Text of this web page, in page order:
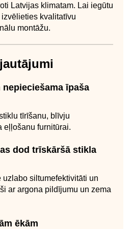
Latvijas klimatam. Lai iegūtu
kvalitatīvu
montāžu.
nepieciešama īpaša
tīrīšanu, blīvju
eļļošanu furnitūrai.
dod trīskāršā stikla
uzlabo siltumefektivitāti un
ar argona pildījumu un zema
ēkām